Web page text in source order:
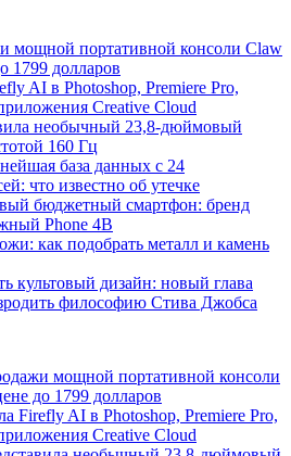
мощной портативной консоли Claw
1799 долларов
AI в Photoshop, Premiere Pro,
Creative Cloud
необычный 23,8-дюймовый
160 Гц
база данных с 24
что известно об утечке
бюджетный смартфон: бренд
Phone 4B
как подобрать металл и камень
культовый дизайн: новый глава
философию Стива Джобса
мощной портативной консоли
до 1799 долларов
Firefly AI в Photoshop, Premiere Pro,
Creative Cloud